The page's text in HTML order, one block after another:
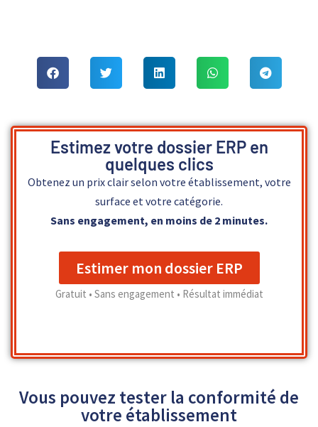
Estimez votre dossier ERP en
quelques clics
Obtenez un prix clair selon votre établissement, votre
surface et votre catégorie.
Sans engagement, en moins de 2 minutes.
Estimer mon dossier ERP
Gratuit • Sans engagement • Résultat immédiat
Vous pouvez tester la conformité de
votre établissement